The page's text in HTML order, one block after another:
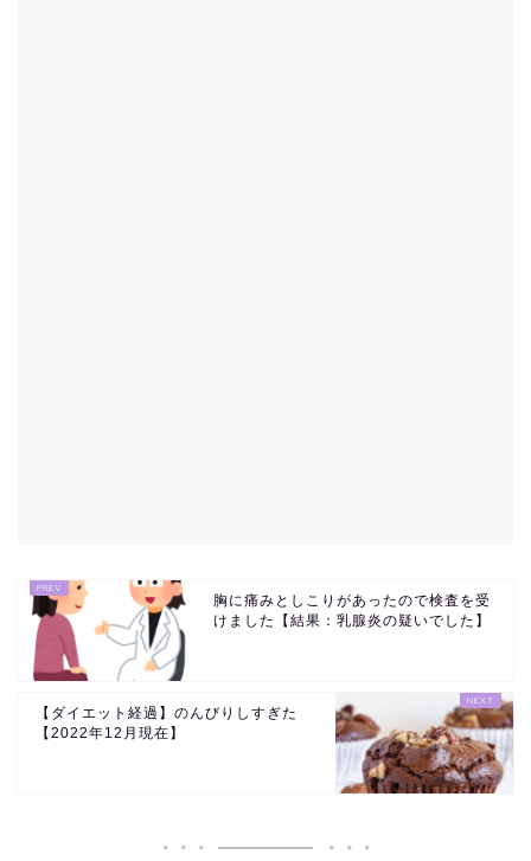
胸に痛みとしこりがあったので検査を受
けました【結果：乳腺炎の疑いでした】
【ダイエット経過】のんびりしすぎた
【2022年12月現在】